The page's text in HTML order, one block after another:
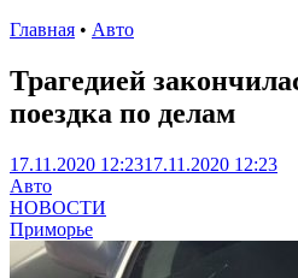
Главная • Авто
Трагедией
поездка по делам
17.11.2020 12:2317.11.2020 12:23
Авто
НОВОСТИ
Приморье